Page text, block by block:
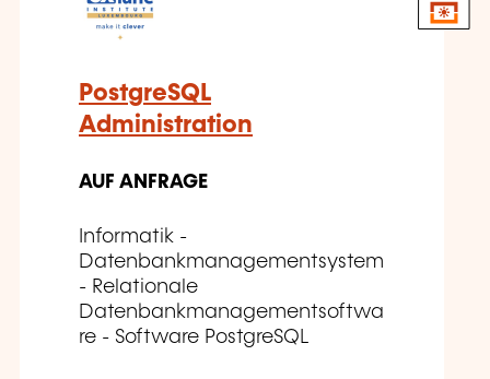
PostgreSQL
Administration
AUF ANFRAGE
Informatik -
Datenbankmanagementsystem
- Relationale
Datenbankmanagementsoftwa
re - Software PostgreSQL